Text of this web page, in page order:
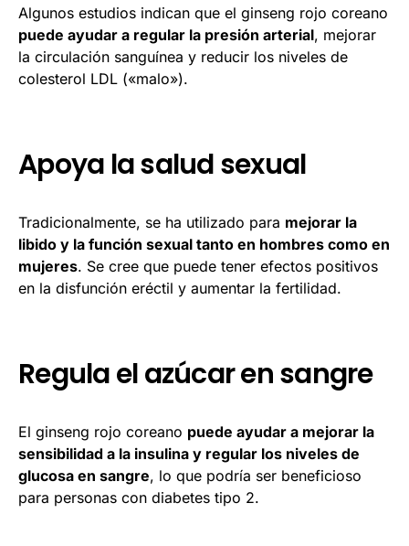
Algunos estudios indican que el ginseng rojo coreano
puede ayudar a regular la presión arterial, mejorar
la circulación sanguínea y reducir los niveles de
colesterol LDL («malo»).
Apoya la salud sexual
Tradicionalmente, se ha utilizado para mejorar la
libido y la función sexual tanto en hombres como en
mujeres. Se cree que puede tener efectos positivos
en la disfunción eréctil y aumentar la fertilidad.
Regula el azúcar en sangre
El ginseng rojo coreano puede ayudar a mejorar la
sensibilidad a la insulina y regular los niveles de
glucosa en sangre, lo que podría ser beneficioso
para personas con diabetes tipo 2.